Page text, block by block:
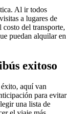
Al ir todos
a lugares de
del transporte,
puedan alquilar en
exitoso
aquí van
para evitar
una lista de